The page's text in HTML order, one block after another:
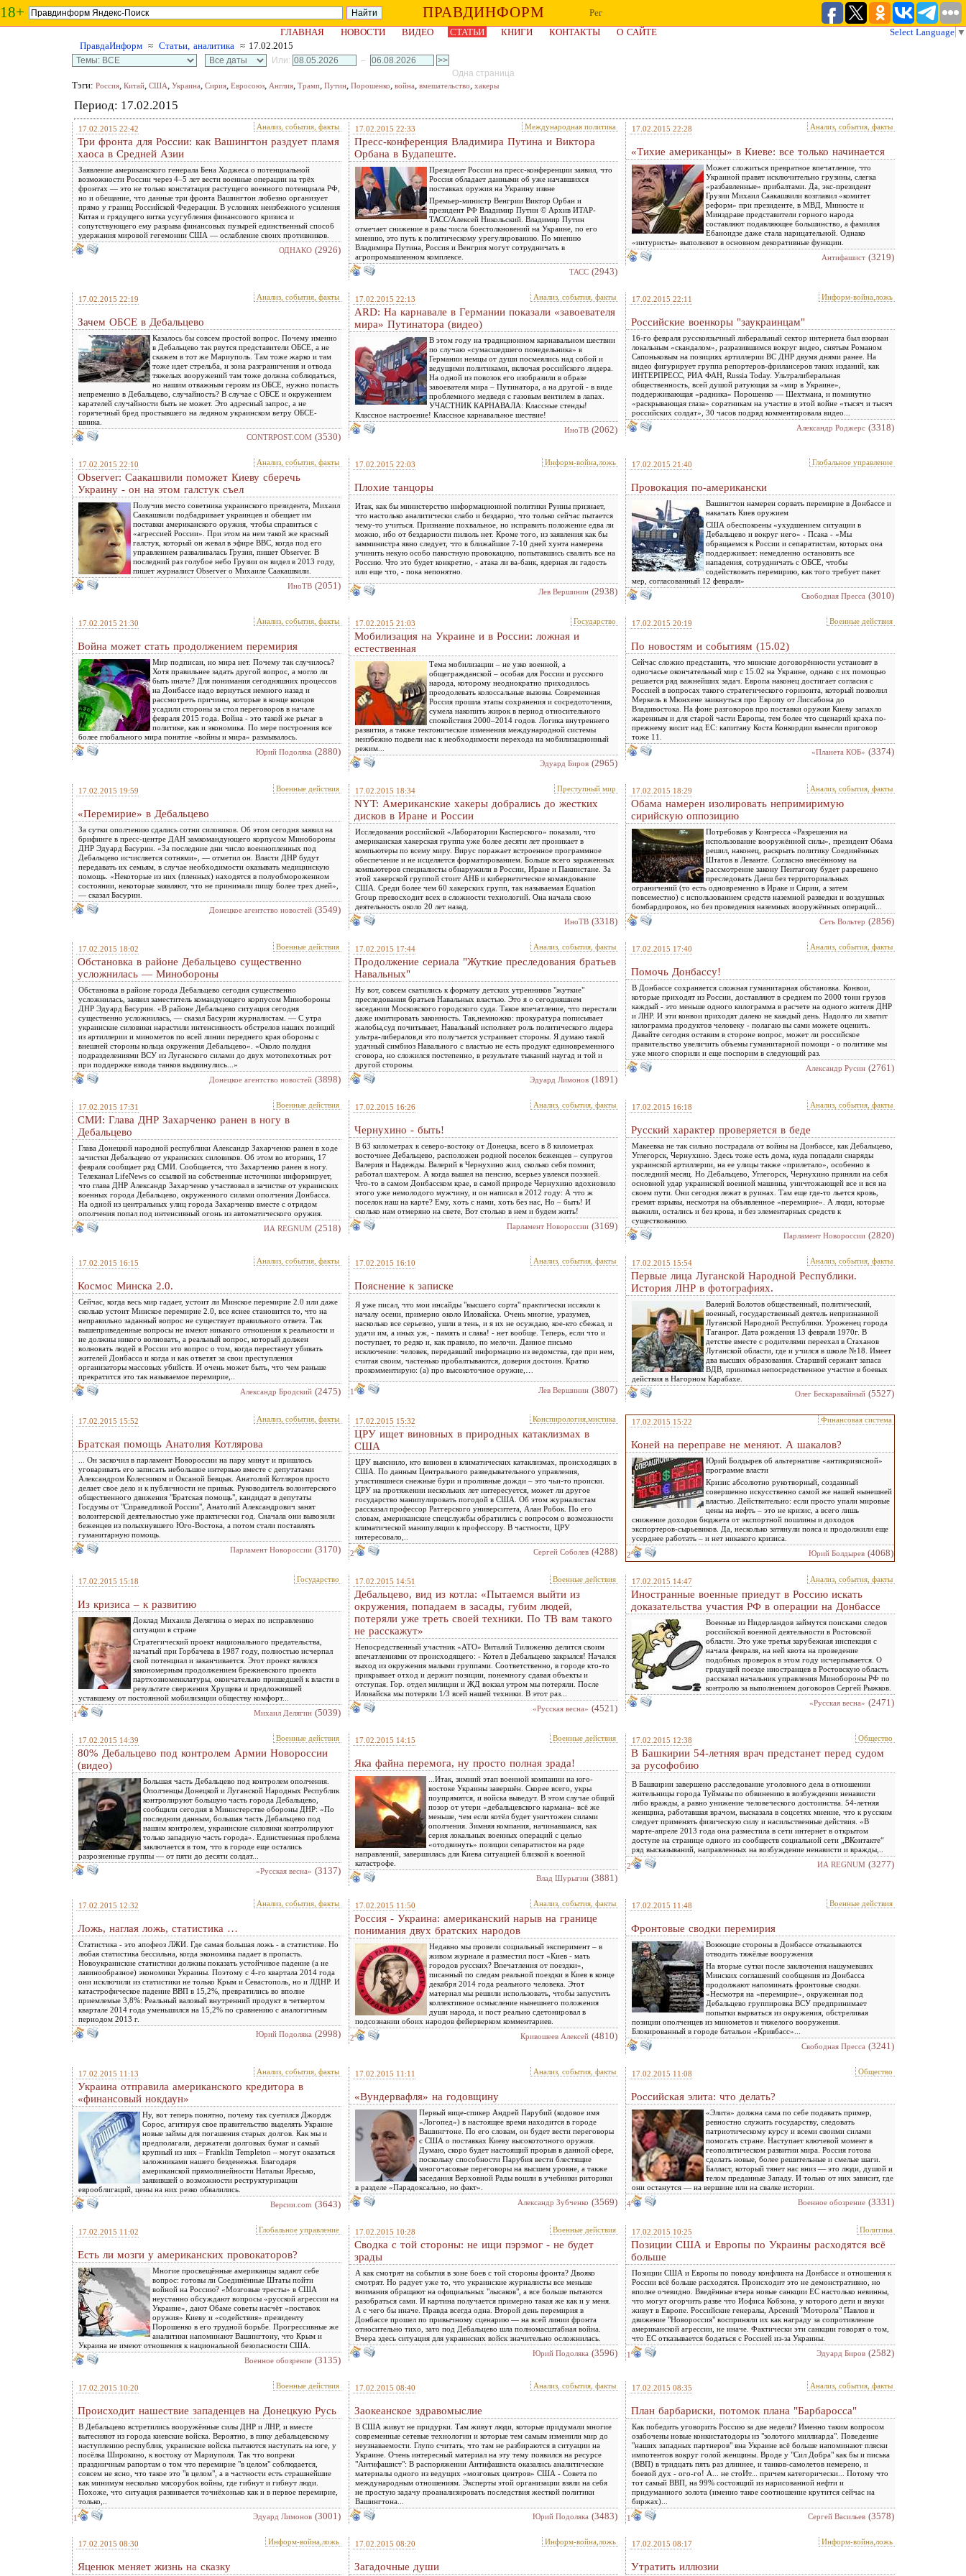
18+ ПРАВДИНФОРМ
Рег
ГЛАВНАЯ
НОВОСТИ ВИДЕО СТАТЬИ КНИГИ КОНТАКТЫ О САЙТЕ Select Language ▼
ПравдаИнформ ≈ Статьи, аналитика ≈ 17.02.2015
Или:
–
Одна страница
Тэги: Россия, Китай, США, Украина, Сирия, Евросоюз, Англия, Трамп, Путин, Порошенко, война, вмешательство, хакеры
Период: 17.02.2015
17.02.2015 22:42 Анализ, события, факты
Три фронта для России: как Вашингтон раздует пламя
хаоса в Средней Азии
Заявление американского генерала Бена Ходжеса о потенциальной
возможности России через 4–5 лет вести военные операции на трёх
фронтах — это не только констатация растущего военного потенциала РФ,
но и обещание, что данные три фронта Вашингтон любезно организует
прямо у границ Российской Федерации. В условиях неизбежного усиления
Китая и грядущего витка усугубления финансового кризиса и
сопутствующего ему разрыва финансовых пузырей единственный способ
удержания мировой гегемонии США — ослабление своих противников.
ОДНАКО (2926)
17.02.2015 22:33 Международная политика
Пресс-конференция Владимира Путина и Виктора
Орбана в Будапеште.
Президент России на пресс-конференции заявил, что
Россия обладает данными об уже начавшихся
поставках оружия на Украину извне
Премьер-министр Венгрии Виктор Орбан и
президент РФ Владимир Путин © Архив ИТАР-
ТАСС/Алексей Никольский. Владимир Путин
отмечает снижение в разы числа боестолкновений на Украине, по его
мнению, это путь к политическому урегулированию. По мнению
Владимира Путина, Россия и Венгрия могут сотрудничать в
агропромышленном комплексе.
ТАСС (2943)
17.02.2015 22:28 Анализ, события, факты
«Тихие американцы» в Киеве: все только начинается
Может сложиться превратное впечатление, что
Украиной правят исключительно грузины, слегка
«разбавленные» прибалтами. Да, экс-президент
Грузии Михаил Саакашвили возглавил «комитет
реформ» при президенте, в МВД, Минюсте и
Минздраве представители горного народа
составляют подавляющее большинство, а фамилия
Ебаноидзе даже стала нарицательной. Однако
«интуристы» выполняют в основном декоративные функции.
Антифашист (3219)
17.02.2015 22:19 Анализ, события, факты
Зачем ОБСЕ в Дебальцево
Казалось бы совсем простой вопрос. Почему именно
в Дебальцево так рвутся представители ОБСЕ, а не
скажем в тот же Мариуполь. Там тоже жарко и там
тоже идет стрельба, и зона разграничения и отвода
тяжелых вооружений там тоже должна соблюдаться,
но нашим отважным героям из ОБСЕ, нужно попасть
непременно в Дебальцево, случайность? В случае с ОБСЕ и окружением
карателей случайности быть не может. Это адресный запрос, а не
горячечный бред простывшего на ледяном украинском ветру ОБСЕ-
шника.
CONTRPOST.COM (3530)
17.02.2015 22:13 Анализ, события, факты
ARD: На карнавале в Германии показали «завоевателя
мира» Путинатора (видео)
В этом году на традиционном карнавальном шествии
по случаю «сумасшедшего понедельника» в
Германии немцы от души посмеялись над собой и
ведущими политиками, включая российского лидера.
На одной из повозок его изобразили в образе
завоевателя мира – Путинатора, а на другой - в виде
проблемного медведя с газовым вентилем в лапах.
УЧАСТНИК КАРНАВАЛА: Классные стенды!
Классное настроение! Классное карнавальное шествие!
ИноТВ (2062)
17.02.2015 22:11 Информ-война,ложь
Российские военкоры "заукраинцам"
16-го февраля русскоязычный либеральный сектор интернета был взорван
локальным «скандалом», разразившимся вокруг видео, снятым Романом
Сапоньковым на позициях артиллерии ВС ДНР двумя днями ранее. На
видео фигурирует группа репортеров-фрилансеров таких изданий, как
ИНТЕРПРЕСС, РИА ФАН, Russia Today. Ультралиберальная
общественность, всей душой ратующая за «мир в Украине»,
поддерживающая «радника» Порошенко — Шехтмана, и поминутно
«раскрывающая глаза» соратникам на участие в этой войне «тысяч и тысяч
российских солдат», 30 часов подряд комментировала видео...
Александр Роджерс (3318)
17.02.2015 22:10 Анализ, события, факты
Observer: Саакашвили поможет Киеву сберечь
Украину - он на этом галстук съел
Получив место советника украинского президента, Михаил
Саакашвили подбадривает украинцев и обещает им
поставки американского оружия, чтобы справиться с
«агрессией России». При этом на нем такой же красный
галстук, который он жевал в эфире ВВС, когда под его
управлением разваливалась Грузия, пишет Observer. В
последний раз голубое небо Грузии он видел в 2013 году,
пишет журналист Observer о Михаиле Саакашвили.
ИноТВ (2051)
17.02.2015 22:03 Информ-война,ложь
Плохие танцоры
Итак, как бы министерство информационной политики Руины признает,
что настолько аналитически слабо и бездарно, что только сейчас пытается
чему-то учиться. Признание похвальное, но исправить положение едва ли
можно, ибо от бездарности пилюль нет. Кроме того, из заявления как бы
замминистра явно следует, что в ближайшие 7-10 дней хунта намерена
учинить некую особо пакостную провокацию, попытавшись свалить все на
Россию. Что это будет конкретно, - атака ли ва-банк, ядерная ли гадость
или еще что, - пока непонятно.
Лев Вершинин (2938)
17.02.2015 21:40 Глобальное управление
Провокация по-американски
Вашингтон намерен сорвать перемирие в Донбассе и
накачать Киев оружием
США обеспокоены «ухудшением ситуации в
Дебальцево и вокруг него» - Псака - «Мы
обращаемся к России и сепаратистам, которых она
поддерживает: немедленно остановить все
нападения, сотрудничать с ОБСЕ, чтобы
содействовать перемирию, как того требует пакет
мер, согласованный 12 февраля»
Свободная Пресса (3010)
17.02.2015 21:30 Анализ, события, факты
Война может стать продолжением перемирия
Мир подписан, но мира нет. Почему так случилось?
Хотя правильнее задать другой вопрос, а могло ли
быть иначе? Для понимания сегодняшних процессов
на Донбассе надо вернуться немного назад и
рассмотреть причины, которые в конце концов
усадили стороны за стол переговоров в начале
февраля 2015 года. Война - это такой же рычаг в
политике, как и экономика. По мере построения все
более глобального мира понятие «войны и мира» размывалось.
Юрий Подоляка (2880)
17.02.2015 21:03 Государство
Мобилизация на Украине и в России: ложная и
естественная
Тема мобилизации – не узко военной, а
общегражданской – особая для России и русского
народа, которому неоднократно приходилось
преодолевать колоссальные вызовы. Современная
Россия прошла этапы сохранения и сосредоточения,
сумела накопить жирок в период относительного
спокойствия 2000–2014 годов. Логика внутреннего
развития, а также тектонические изменения международной системы
неизбежно подвели нас к необходимости перехода на мобилизационный
режим...
Эдуард Биров (2965)
17.02.2015 20:19 Военные действия
По новостям и событиям (15.02)
Сейчас сложно представить, что минские договорённости установят в
одночасье окончательный мир с 15.02 на Украине, однако с их помощью
решается ряд важнейших задач. Европа наконец достигает согласия с
Россией в вопросах такого стратегического горизонта, который позволил
Меркель в Мюнхене заикнуться про Европу от Лиссабона до
Владивостока. На фоне разговоров про поставки оружия Киеву запахло
жаренным и для старой части Европы, тем более что сценарий краха по-
прежнему висит над ЕС: капитану Коста Конкордии вынесли приговор
тоже 11.
«Планета КОБ» (3374)
17.02.2015 19:59 Военные действия
«Перемирие» в Дебальцево
За сутки ополчению сдались сотни силовиков. Об этом сегодня заявил на
брифинге в пресс-центре ДАН замкомандующего корпусом Минобороны
ДНР Эдуард Басурин. «За последние дни число военнопленных под
Дебальцево исчисляется сотнями», — отметил он. Власти ДНР будут
передавать их семьям, в случае необходимости оказывать медицинскую
помощь. «Некоторые из них (пленных) находятся в полуобмороженном
состоянии, некоторые заявляют, что не принимали пищу более трех дней»,
— сказал Басурин.
Донецкое агентство новостей (3549)
17.02.2015 18:34 Преступный мир
NYT: Американские хакеры добрались до жестких
дисков в Иране и России
Исследования российской «Лаборатории Касперского» показали, что
американская хакерская группа уже более десяти лет проникает в
компьютеры по всему миру. Вирус поражает встроенное программное
обеспечение и не исцеляется форматированием. Больше всего зараженных
компьютеров специалисты обнаружили в России, Иране и Пакинстане. За
этой хакерской группой стоит АНБ и кибернетическое командование
США. Среди более чем 60 хакерских групп, так называемая Equation
Group превосходит всех в сложности технологий. Она начала свою
деятельность около 20 лет назад.
ИноТВ (3318)
17.02.2015 18:29 Анализ, события, факты
Обама намерен изолировать непримиримую
сирийскую оппозицию
Потребовав у Конгресса «Разрешения на
использование вооружённой силы», президент Обама
решил, наконец, раскрыть политику Соединённых
Штатов в Леванте. Согласно внесённому на
рассмотрение закону Пентагону будет разрешено
преследовать Даеш без территориальных
ограничений (то есть одновременно в Ираке и Сирии, а затем
повсеместно) с использованием средств наземной разведки и воздушных
бомбардировок, но без проведения наземных вооружённых операций...
Сеть Вольтер (2856)
17.02.2015 18:02 Военные действия
Обстановка в районе Дебальцево существенно
усложнилась — Минобороны
Обстановка в районе города Дебальцево сегодня существенно
усложнилась, заявил заместитель командующего корпусом Минобороны
ДНР Эдуард Басурин. «В районе Дебальцево ситуация сегодня
существенно усложнилась, — сказал Басурин журналистам. — С утра
украинские силовики нарастили интенсивность обстрелов наших позиций
из артиллерии и минометов по всей линии переднего края обороны с
внешней стороны кольца окружения Дебальцево». «Около полудня
подразделениями ВСУ из Луганского силами до двух мотопехотных рот
при поддержке взвода танков выдвинулись...»
Донецкое агентство новостей (3898)
17.02.2015 17:44 Анализ, события, факты
Продолжение сериала "Жуткие преследования братьев
Навальных"
Ну вот, совсем скатились к формату детских утренников "жуткие"
преследования братьев Навальных властью. Это я о сегодняшнем
заседании Московского городского суда. Такое впечатление, что перестали
даже имитировать законность. Так,немножко: прокуратура пописывает
жалобы,суд почитывает, Навальный исполняет роль политического лидера
ультра-либералов,и это получается устраивает стороны. Я думаю такой
удачный симбиоз Навального с властью не есть продукт единовременного
сговора, но сложился постепенно, в результате тыканий наугад и той и
другой стороны.
Эдуард Лимонов (1891)
17.02.2015 17:40 Анализ, события, факты
Помочь Донбассу!
В Донбассе сохраняется сложная гуманитарная обстановка. Конвои,
которые приходят из России, доставляют в среднем по 2000 тонн грузов
каждый - это меньше одного килограмма в расчете на одного жителя ДНР
и ЛНР. И эти конвои приходят далеко не каждый день. Надолго ли хватит
килограмма продуктов человеку - полагаю вы сами можете оценить.
Давайте сегодня оставим в стороне вопрос, может ли российское
правительство увеличить объемы гуманитарной помощи - о политике мы
уже много спорили и еще поспорим в следующий раз.
Александр Русин (2761)
17.02.2015 17:31 Военные действия
СМИ: Глава ДНР Захарченко ранен в ногу в
Дебальцево
Глава Донецкой народной республики Александр Захарченко ранен в ходе
зачистки Дебальцево от украинских силовиков. Об этом во вторник, 17
февраля сообщает ряд СМИ. Сообщается, что Захарченко ранен в ногу.
Телеканал LifeNews со ссылкой на собственные источники информирует,
что глава ДНР Александр Захарченко участвовал в зачистке от украинских
военных города Дебальцево, окруженного силами ополчения Донбасса.
На одной из центральных улиц города Захарченко вместе с отрядом
ополчения попал под интенсивный огонь из автоматического оружия.
ИА REGNUM (2518)
17.02.2015 16:26 Анализ, события, факты
Чернухино - быть!
В 63 километрах к северо-востоку от Донецка, всего в 8 километрах
восточнее Дебальцево, расположен родной поселок беженцев – супругов
Валерия и Надежды. Валерий в Чернухино жил, сколько себя помнит,
работал шахтером. А когда вышел на пенсию, всерьез увлекся поэзией.
Что-то в самом Донбасском крае, в самой природе Чернухино вдохновило
этого уже немолодого мужчину, и он написал в 2012 году: А что ж
поселок наш на карте? Ему, хоть с нами, хоть без нас, Но – быть! И
сколько нам отмеряно на свете, Вот столько в нем и будем жить!
Парламент Новороссии (3169)
17.02.2015 16:18 Анализ, события, факты
Русский характер проверяется в беде
Макеевка не так сильно пострадала от войны на Донбассе, как Дебальцево,
Углегорск, Чернухино. Здесь тоже есть дома, куда попадали снаряды
украинской артиллерии, на ее улицы также «прилетало», особенно в
последний месяц. Но Дебальцево, Углегорск, Чернухино приняли на себя
основной удар украинской военной машины, уничтожающей все и вся на
своем пути. Они сегодня лежат в руинах. Там еще где-то льется кровь,
гремят взрывы, несмотря на объявленное «перемирие». А люди, которые
выжили, остались и без крова, и без элементарных средств к
существованию.
Парламент Новороссии (2820)
17.02.2015 16:15 Анализ, события, факты
Космос Минска 2.0.
Сейчас, когда весь мир гадает, устоит ли Минское перемирие 2.0 или даже
сколько устоит Минское перемирие 2.0, все яснее становится то, что на
неправильно заданный вопрос не существует правильного ответа. Так
вышеприведенные вопросы не имеют никакого отношения к реальности и
не должны никого волновать, а реальный вопрос, который должен
волновать людей в России это вопрос о том, когда перестанут убивать
жителей Донбасса и когда и как ответят за свои преступления
организаторы массовых убийств. И очень может быть, что чем раньше
прекратится это так называемое перемирие,..
Александр Бродский (2475)
17.02.2015 16:10 Анализ, события, факты
Пояснение к записке
Я уже писал, что мои инсайды "высшего сорта" практически иссякли к
началу осени, примерно около Иловайска. Очень многие, уразумев,
насколько все серьезно, ушли в тень, и я их не осуждаю, кое-кто сбежал, и
удачи им, а иных уж, - память и слава! - нет вообще. Теперь, если что и
поступает, то редко и, как правило, по мелочи. Данное письмо
исключение: человек, передавший информацию из ведомства, где при нем,
считая своим, частенько пробалтываются, доверия достоин. Кратко
прокомментирую: (а) про высокоточное оружие,…
1 Лев Вершинин (3807)
17.02.2015 15:54 Анализ, события, факты
Первые лица Луганской Народной Республики.
История ЛНР в фотографиях.
Валерий Болотов общественный, политический,
военный, государственный деятель непризнанной
Луганской Народной Республики. Уроженец города
Таганрог. Дата рождения 13 февраля 1970г. В
детстве вместе с родителями переехал в Стаханов
Луганской области, где и учился в школе №18. Имеет
два высших образования. Старший сержант запаса
ВДВ, принимал непосредственное участие в боевых
действия в Нагорном Карабахе.
Олег Бескаравайный (5527)
17.02.2015 15:52 Анализ, события, факты
Братская помощь Анатолия Котлярова
... Он заскочил в парламент Новороссии на пару минут и пришлось
уговаривать его записать небольшое интервью вместе с депутатами
Александром Колесником и Оксаной Бевцык. Анатолий Котляров просто
делает свое дело и к публичности не привык. Руководитель волонтерского
общественного движения "Братская помощь", кандидат в депутаты
Госдумы от "Справедливой России", Анатолий Александрович занят
волонтерской деятельностью уже практически год. Сначала они вывозили
беженцев из полыхнувшего Юго-Востока, а потом стали поставлять
гуманитарную помощь.
Парламент Новороссии (3170)
17.02.2015 15:32 Конспирология,мистика
ЦРУ ищет виновных в природных катаклизмах в
США
ЦРУ выяснило, кто виновен в климатических катаклизмах, происходящих в
США. По данным Центрального разведывательного управления,
участившиеся снежные бури и проливные дожди – это чьи-то происки.
ЦРУ на протяжении нескольких лет интересуется, может ли другое
государство манипулировать погодой в США. Об этом журналистам
рассказал профессор Ратгерского университета, Алан Робок. По его
словам, американские спецслужбы обратились с вопросом о возможности
климатической манипуляции к профессору. В частности, ЦРУ
интересовало,..
2
Сергей Соболев (4288)
17.02.2015 15:22 Финансовая система
Коней на переправе не меняют. А шакалов?
Юрий Болдырев об альтернативе «антикризисной»
программе власти
Кризис абсолютно рукотворный, созданный
совершенно искусственно самой же нашей нынешней
властью. Действительно: если просто упали мировые
цены на нефть – это не кризис, а всего лишь
снижение доходов бюджета от экспортной пошлины и доходов
экспортеров-сырьевиков. Да, несколько затянули пояса и продолжили еще
усерднее работать – и нет никакого кризиса.
2
Юрий Болдырев (4068)
17.02.2015 15:18 Государство
Из кризиса – к развитию
Доклад Михаила Делягина о мерах по исправлению
ситуации в стране
Стратегический проект национального предательства,
начатый при Горбачева в 1987 году, полностью исчерпал
свой потенциал и заканчивается. Этот проект являлся
закономерным продолжением брежневского проекта
партхозноменклатуры, окончательно пришедшей к власти в
результате свержения Хрущева и предложившей
уставшему от постоянной мобилизации обществу комфорт...
1
Михаил Делягин (5039)
17.02.2015 14:51 Военные действия
Дебальцево, вид из котла: «Пытаемся выйти из
окружения, попадаем в засады, губим людей,
потеряли уже треть своей техники. По ТВ вам такого
не расскажут»
Непосредственный участник «АТО» Виталий Тилиженко делится своим
впечатлениями от происходящего: - Котел в Дебальцево закрылся! Начался
выход из окружения малыми группами. Соответственно, в городе кто-то
прикрывает отход и держит позиции, понемногу сдавая объекты и
отступая. Гор. отдел милиции и ЖД вокзал утром мы потеряли. После
Иловайска мы потеряли 1/3 всей нашей техники. В этот раз...
«Русская весна» (4521)
17.02.2015 14:47 Анализ, события, факты
Иностранные военные приедут в Россию искать
доказательства участия РФ в операции на Донбассе
Военные из Нидерландов займутся поисками следов
российской военной деятельности в Ростовской
области. Это уже третья зарубежная инспекция с
начала февраля, на ней квота на проведение
подобных проверок в этом году исчерпывается. О
грядущей поезде иностранцев в Ростовскую область
рассказал начальник управления Минобороны РФ по
контролю за выполнением договоров Сергей Рыжков.
«Русская весна» (2471)
17.02.2015 14:39 Военные действия
80% Дебальцево под контролем Армии Новороссии
(видео)
Большая часть Дебальцево под контролем ополчения.
Ополченцы Донецкой и Луганской Народных Республик
контролируют большую часть города Дебальцево,
сообщили сегодня в Министерстве обороны ДНР: «По
последним данным, большая часть Дебальцево под
нашим контролем, украинские силовики контролируют
только западную часть города». Единственная проблема
заключается в том, что в городе еще остались
разрозненные группы — от пяти до десяти солдат...
«Русская весна» (3137)
17.02.2015 14:15 Военные действия
Яка файна перемога, ну просто полная зрада!
...Итак, зимний этап военной компании на юго-
востоке Украины завершён. Скорее всего, укры
поупрямятся, и войска выведут. В этом случае общий
позор от утери «дебальцевского кармана» всё же
меньше, чем если котёл будет уничтожен силами
ополчения. Зимняя компания, начинавшаяся, как
серия локальных военных операций с целью
«отодвинуть» позиции сепаратистов на ряде
направлений, завершилась для Киева ситуацией близкой к военной
катастрофе.
Влад Шурыгин (3881)
17.02.2015 12:38 Общество
В Башкирии 54-летняя врач предстанет перед судом
за русофобию
В Башкирии завершено расследование уголовного дела в отношении
жительницы города Туймазы по обвинению в возбуждении ненависти
либо вражды, а равно унижение человеческого достоинства. 54-летняя
женщина, работавшая врачом, высказала в соцсетях мнение, что к русским
следует применять физическую силу и насильственные действия. «В
марте-апреле 2013 года она разместила в сети интернет в открытом
доступе на странице одного из сообществ социальной сети „ВКонтакте“
ряд высказываний, направленных на возбуждение ненависти и вражды,..
2
ИА REGNUM (3277)
17.02.2015 12:32 Анализ, события, факты
Ложь, наглая ложь, статистика …
Статистика - это апофеоз ЛЖИ. Где самая большая ложь - в статистике. Но
любая статистика бессильна, когда экономика падает в пропасть.
Новоукраинские статистики должны показать устойчивое падение (а не
лавинообразное) экономики Украины. Поэтому с 4-го квартала 2014 года
они исключили из статистики не только Крым и Севастополь, но и ЛДНР. И
катастрофическое падение ВВП в 15,2%, превратились во вполне
приемлемые 3,8%: Реальный валовый внутренний продукт в четвертом
квартале 2014 года уменьшился на 15,2% по сравнению с аналогичным
периодом 2013 г.
Юрий Подоляка (2998)
17.02.2015 11:50 Анализ, события, факты
Россия - Украина: американский нарыв на границе
понимания двух братских народов
Недавно мы провели социальный эксперимент – в
живом журнале я разместил пост «Киев - мать
городов русских? Впечатления от поездки»,
писанный по следам реальной поездки в Киев в конце
декабря 2014 года реального человека. Этот
материал мы решили использовать, чтобы запустить
коллективное осмысление нынешнего положения
души народа, и пост реально сдетонировал в
подсознании обоих народов фейерверком комментариев.
2
Кривошеев Алексей (4810)
17.02.2015 11:48 Военные действия
Фронтовые сводки перемирия
Воюющие стороны в Донбассе отказываются
отводить тяжёлые вооружения
На вторые сутки после заключения нашумевших
Минских соглашений сообщения из Донбасса
продолжают напоминать фронтовые сводки.
«Несмотря на «перемирие», окруженная под
Дебальцево группировка ВСУ предпринимает
попытки вырваться из окружения, обстреливая
позиции ополченцев из минометов и тяжелого вооружения.
Блокированный в городе батальон «Кривбасс»...
Свободная Пресса (3241)
17.02.2015 11:13 Анализ, события, факты
Украина отправила американского кредитора в
«финансовый нокдаун»
Ну, вот теперь понятно, почему так суетился Джордж
Сорос, агитируя свое правительство выделять Украине
новые займы для погашения старых долгов. Как мы и
предполагали, держатели долговых бумаг и самый
крупный из них – Franklin Templeton – могут оказаться
заложниками нашего безденежья. Благодаря
американской прямолинейности Натальи Яресько,
заявившей о возможности реструктуризации
еврооблигаций, цены на них резко обвалились.
Версии.com (3643)
17.02.2015 11:11 Анализ, события, факты
«Вундервафля» на годовщину
Первый вице-спикер Андрей Парубий (кодовое имя
«Логопед») в настоящее время находится в городе
Вашингтоне. По его словам, он будет вести переговоры
с США о поставках Киеву высокоточного оружия.
Думаю, скоро будет настоящий прорыв в данной сфере,
поскольку способности Парубия вести блестящие
многочасовые переговоры на высшем уровне, а также
заседания Верховной Рады вошли в учебники риторики
в разделе «Парадоксально, но факт».
Александр Зубченко (3569)
17.02.2015 11:08 Общество
Российская элита: что делать?
«Элита» должна сама по себе подавать пример,
ревностно служить государству, следовать
патриотическому курсу и всеми своими силами
помогать стране. Наступает ключевой момент в
геополитическом развитии мира. Россия готова
сделать новые, более решительные и смелые шаги.
Балласт, который тянет нас вниз — это люди, душой и
телом преданные Западу. И только от них зависит, где
они останутся — на вершине или на свалке истории.
4
Военное обозрение (3331)
17.02.2015 11:02 Глобальное управление
Есть ли мозги у американских провокаторов?
Многие просвещённые американцы задают себе
вопрос: готовы ли Соединённые Штаты пойти
войной на Россию? «Мозговые тресты» в США
неустанно обсуждают вопросы «русской агрессии на
Украине», дают Обаме советы насчёт «поставок
оружия» Киеву и «содействия» президенту
Порошенко в его трудной борьбе. Прогрессивные же
аналитики напоминают Вашингтону, что Крым и
Украина не имеют отношения к национальной безопасности США.
Военное обозрение (3135)
17.02.2015 10:28 Военные действия
Сводка с той стороны: не ищи пэрэмог - не будет
зрады
А как смотрят на события в зоне боев с той стороны фронта? Двояко
смотрят. Но радует уже то, что украинские журналисты все меньше
внимания обращают на официальных "лысаков", а все больше пытаются
разобраться сами. И картина получается примерно такая же как и у меня.
А с чего бы иначе. Правда всегда одна. Второй день перемирия в
Донбассе прошел по привычному сценарию — на всей линии фронта
относительно тихо, зато под Дебальцево шла полномасштабная война.
Вчера здесь ситуация для украинских войск значительно осложнилась.
Юрий Подоляка (3596)
17.02.2015 10:25 Политика
Позиции США и Европы по Украины расходятся всё
больше
Позиции США и Европы по поводу конфликта на Донбассе и отношения к
России всё больше расходятся. Происходит это не демонстративно, но
вполне очевидно. Введённые вчера новые санкции ЕС настолько невинны,
что могут огорчить разве что Иофиса Кобзона, у которого дети и внуки
живут в Европе. Российские генералы, Арсений "Моторола" Павлов и
движение "Новороссия" восприняли их как награду за сопротивление
американской агрессии, не иначе. Фактически эти санкции говорят о том,
что ЕС отказывается бодаться с Россией из-за Украины.
1
Эдуард Биров (2582)
17.02.2015 10:20 Военные действия
Происходит нашествие западенцев на Донецкую Русь
В Дебальцево встретились вооружённые силы ДНР и ЛНР, и вместе
вытесняют из города киевские войска. Вероятно, в пику дебальцевскому
наступлению республик, украинские войска пытаются наступать на юге, у
посёлка Широкино, к востоку от Мариуполя. Так что вопреки
праздничным рапортам о том что перемирие "в целом" соблюдается,
совсем не ясно, что такое это "в целом", а в частности есть страшнейшие
как минимум несколько мясорубок войны, где гибнут и гибнут люди.
Похоже, что ситуация развивается точнёхонько как и в первое перемирие,
только,..
1
Эдуард Лимонов (3001)
17.02.2015 08:40 Анализ, события, факты
Заокеанское здравомыслие
В США живут не придурки. Там живут люди, которые придумали многие
современные сетевые технологии и которые тем самым изменили мир до
неузнаваемости. Глупо считать, что там не разбираются в ситуации на
Украине. Очень интересный материал на эту тему появился на ресурсе
"Антифашист": В распоряжении Антифашиста оказались аналитические
материалы одного из ведущих «мозговых центров» США - Совета по
международным отношениям. Эксперты этой организации взяли на себя
не простую задачу проанализировать последствия жесткой политики
Вашингтона...
Юрий Подоляка (3483)
17.02.2015 08:35 Анализ, события, факты
План барбариски, потомок плана "Барбаросса"
Как победить уговорить Россию за две недели? Именно таким вопросом
озабочены новые конкистатодоры из "золотого миллиарда". Поведение
"наших западных партнеров" вна Украине всё больше напоминают пляски
импотентов вокруг голой женщины. Вроде у "Сил Добра" как бы и писька
(ВВП) в тридцать пять раз длиннее, и танков-самолетов немерено, и
боевой дух - ого-го! А... не стоИт... причем категорически... Потому что
тот самый ВВП, на 99% состоящий из нарисованной нефти и
придуманного золота (именно такое соотношение крутится сейчас на
биржах)...
1
Сергей Васильев (3578)
17.02.2015 08:30 Информ-война,ложь
Яценюк меняет жизнь на сказку
17.02.2015 08:20 Информ-война,ложь
Загадочные души
17.02.2015 08:17 Информ-война,ложь
Утратить иллюзии